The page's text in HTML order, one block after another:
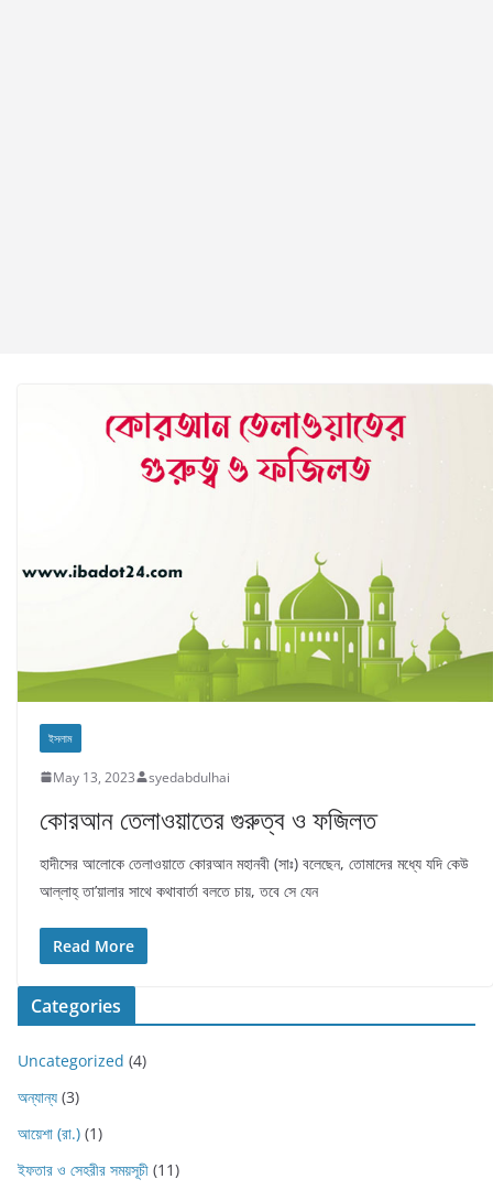
ইসলাম
May 13, 2023 syedabdulhai
কোরআন তেলাওয়াতের গুরুত্ব ও ফজিলত
হাদীসের আলোকে তেলাওয়াতে কোরআন মহানবী (সাঃ) বলেছেন, তোমাদের মধ্যে যদি কেউ
আল্লাহ্ তা’য়ালার সাথে কথাবার্তা বলতে চায়, তবে সে যেন
Read More
Categories
Uncategorized (4)
অন্যান্য (3)
আয়েশা (রা.) (1)
ইফতার ও সেহরীর সময়সূচী (11)